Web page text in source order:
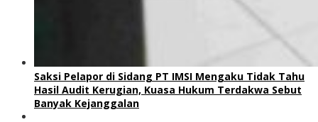
Saksi Pelapor di Sidang PT IMSI Mengaku Tidak Tahu
Hasil Audit Kerugian, Kuasa Hukum Terdakwa Sebut
Banyak Kejanggalan